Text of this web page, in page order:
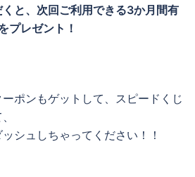
と、次回ご利用できる3か月間有
プレゼント！
ポンもゲットして、スピードくじ
シュしちゃってください！！